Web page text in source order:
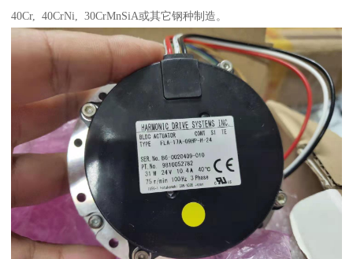
40Cr, 40CrNi, 30CrMnSiA或其它钢种制造。